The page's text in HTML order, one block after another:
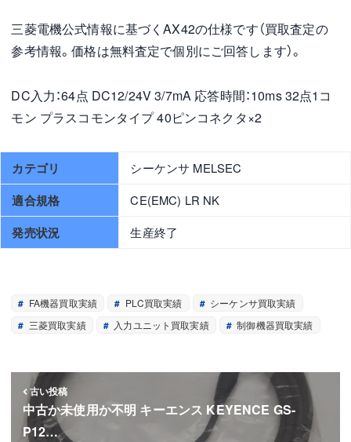
三菱電機公式情報に基づくAX42の仕様です（買取査定の
参考情報。価格は無料査定で個別にご回答します）。
DC入力：64点 DC12/24V 3/7mA 応答時間：10ms 32点1コ
モン プラスコモンタイプ 40ピンコネクタ×2
カテゴリ シーケンサ MELSEC
適合規格 CE(EMC) LR NK
発売状況 生産終了
FA機器買取実績 PLC買取実績
シーケンサ買取実績
三菱買取実績
入力ユニット買取実績 制御機器買取実績
古い投稿
中古か未使用か不明 キーエンス KEYENCE GS-
P12…